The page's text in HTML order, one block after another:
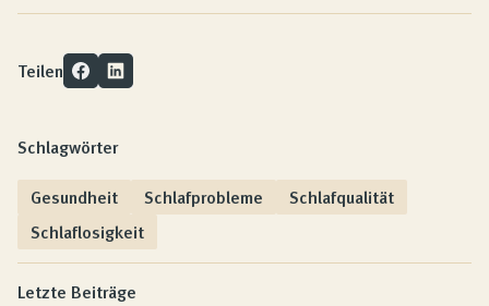
Teilen
Schlagwörter
Gesundheit
Schlafprobleme
Schlafqualität
Schlaflosigkeit
Letzte Beiträge